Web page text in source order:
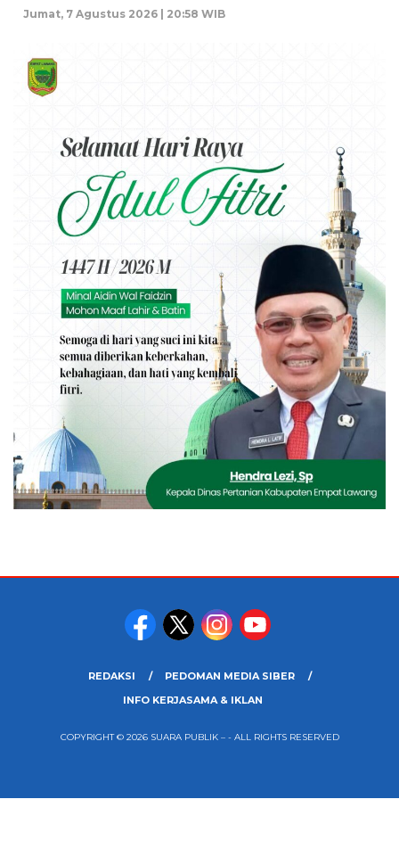
Jumat, 7 Agustus 2026 | 20:58 WIB
REDAKSI
PEDOMAN MEDIA SIBER
INFO KERJASAMA & IKLAN
COPYRIGHT © 2026 SUARA PUBLIK – - ALL RIGHTS RESERVED